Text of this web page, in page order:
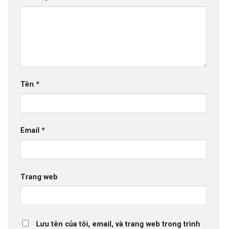
Tên *
Email *
Trang web
Lưu tên của tôi, email, và trang web trong trình